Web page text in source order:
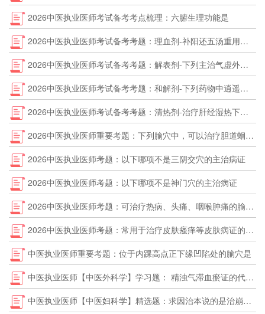
2026中医执业医师考试备考考点梳理：六腑生理功能是
2026中医执业医师考试备考考题：理血剂-补阳还五汤重用生黄芪为君，意在
2026中医执业医师考试备考考题：解表剂-下列主治气虚外感风寒湿证的方剂是
2026中医执业医师考试备考考题：和解剂-下列药物中逍遥散中含有的是
2026中医执业医师考试备考考题：清热剂-治疗肝经湿热下注证的首选方剂是
2026中医执业医师重要考题：下列腧穴中，可以治疗胆道蛔虫症的是
2026中医执业医师考题：以下哪项不是三阴交穴的主治病证
2026中医执业医师考题：以下哪项不是神门穴的主治病证
2026中医执业医师考题：可治疗热病、头痛、咽喉肿痛的腧穴是
2026中医执业医师考题：常用于治疗皮肤瘙痒等皮肤病证的腧穴是
中医执业医师重要考题：位于内踝高点正下缘凹陷处的腧穴是
中医执业医师【中医外科学】学习题： 精浊气滞血瘀证的代表方剂是
中医执业医师【中医妇科学】精选题：求因治本说的是治崩三法中的是